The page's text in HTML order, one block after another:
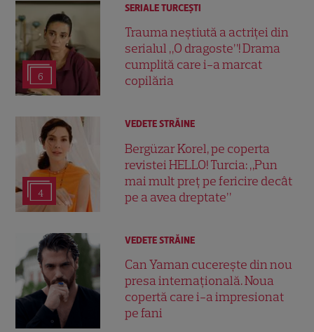
6
SERIALE TURCEŞTI
Trauma neștiută a actriței din
serialul „O dragoste”! Drama
cumplită care i-a marcat
copilăria
4
VEDETE STRĂINE
Bergüzar Korel, pe coperta
revistei HELLO! Turcia: „Pun
mai mult preț pe fericire decât
pe a avea dreptate”
VEDETE STRĂINE
Can Yaman cucerește din nou
presa internațională. Noua
copertă care i-a impresionat
pe fani